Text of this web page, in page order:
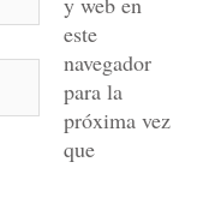
este
navegador
para la
próxima vez
que